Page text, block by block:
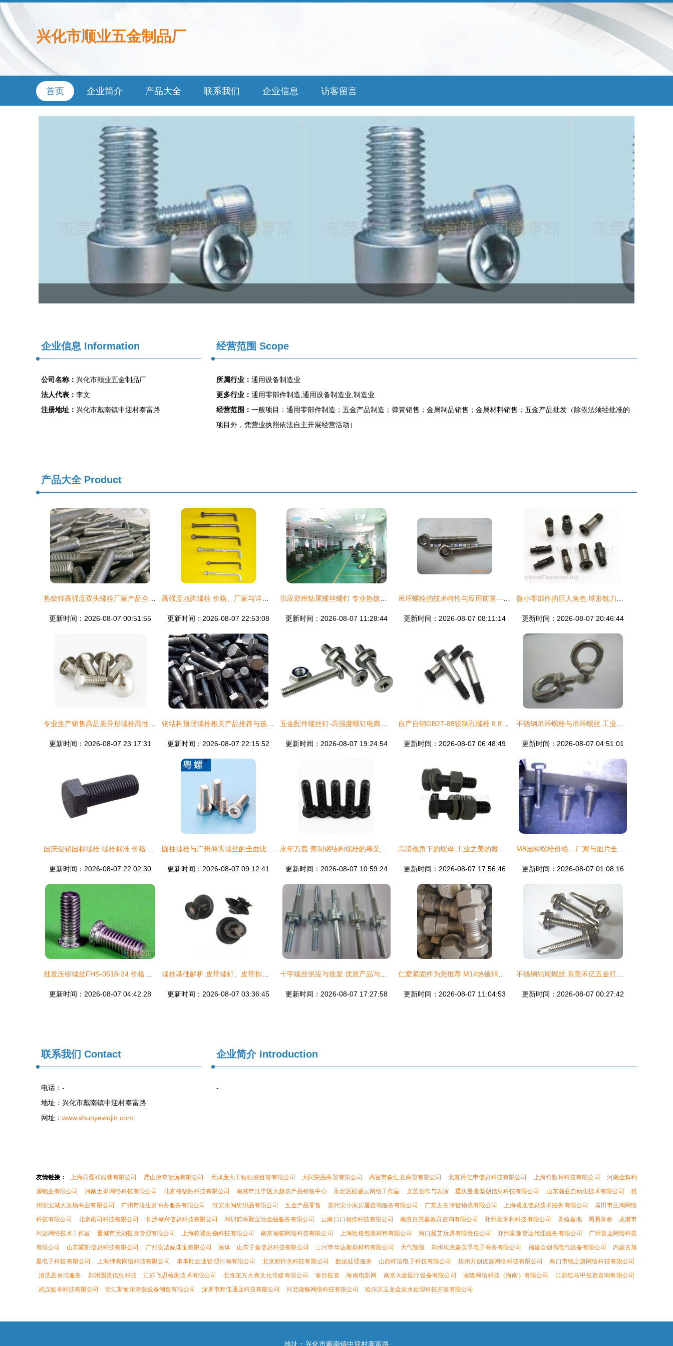
兴化市顺业五金制品厂
首页 企业简介 产品大全 联系我们 企业信息 访客留言
企业信息 Information
公司名称： 兴化市顺业五金制品厂
法人代表： 李文
注册地址： 兴化市戴南镇中迎村泰富路
经营范围 Scope
所属行业： 通用设备制造业
更多行业： 通用零部件制造,通用设备制造业,制造业
经营范围： 一般项目：通用零部件制造；五金产品制造；弹簧销售；金属制品销售；金属材料销售；五金产品批发（除依法须经批准的
项目外，凭营业执照依法自主开展经营活动）
产品大全Product
更新时间：2026-08-07 00:51:55 更新时间：2026-08-07 22:53:08 更新时间：2026-08-07 11:28:44 更新时间：2026-08-07 08:11:14 更新时间：2026-08-07 20:46:44
更新时间：2026-08-07 23:17:31 更新时间：2026-08-07 22:15:52 更新时间：2026-08-07 19:24:54 更新时间：2026-08-07 06:48:49 更新时间：2026-08-07 04:51:01
更新时间：2026-08-07 22:02:30 更新时间：2026-08-07 09:12:41 更新时间：2026-08-07 10:59:24 更新时间：2026-08-07 17:56:46 更新时间：2026-08-07 01:08:16
更新时间：2026-08-07 04:42:28 更新时间：2026-08-07 03:36:45 更新时间：2026-08-07 17:27:58 更新时间：2026-08-07 11:04:53 更新时间：2026-08-07 00:27:42
联系我们 Contact
电话：-
地址：兴化市戴南镇中迎村泰富路
网址： www.shunyewujin.com
企业简介Introduction
-
友情链接： 上海辰磊祥服装有限公司 昆山康奇物流有限公司 天津庞大工程机械租赁有限公司 大同荣品商贸有限公司 高密市森汇发商贸有限公司 北京博亿申信息科技有限公司 上海竹影月科技有限公司
河南金辉利
源铝业有限公司
河南土岑网络科技有限公司 北京格畅胜科技有限公司 南京市江宁区大超农产品销售中心 永定区松盛云网络工作室 文艺创作与表演 重庆曼雅傲创信息科技有限公司 山东瀚亚自动化技术有限公司
杭
州浙宝城大卖场商业有限公司
广州市境生财商务服务有限公司 淮安永闯纺织品有限公司 五金产品零售 苏州安小家房屋咨询服务有限公司 广东太古冷链物流有限公司 上海盛鹿信息技术服务有限公司
莆田市兰淘网络
科技有限公司
北京雨司科技有限公司 长沙禄兴信息科技有限公司 深圳前海聚宝池金融服务有限公司 云南口口相传科技有限公司 南京百慧赢教育咨询有限公司 郑州发米利科技有限公司 养殖基地 周易算命
龙港市
坷迈网络技术工作室
晋城市天朝投资管理有限公司 上海乾翼生物科技有限公司 南京福猫网络科技有限公司 上海壮格包装材料有限公司 海口冕艾玩具有限责任公司 郑州富豫货运代理服务有限公司
广州普达网络科技
有限公司
山东耀阳信息科技有限公司 广州安洁妮珠宝有限公司 液体 山东子鱼信息科技有限公司 三河市华达新型材料有限公司 天气预报 郑州埃克森美孚电子商务有限公司 福建众创高电气设备有限公司
内蒙古旭
星电子科技有限公司
上海绅有网络科技有限公司 事事顺企业管理河南有限公司 北京新怀意科技有限公司 数据处理服务 山西梓渲电子科技有限公司 杭州共创优选网络科技有限公司
海口市锐之旗网络科技有限公司
清洗及保洁服务
郑州图灵信息科技 江苏飞思检测技术有限公司 北京东方大有文化传媒有限公司 项目投资 海南电影网 南京大族医疗设备有限公司 凌隆网络科技（海南）有限公司
江苏红马甲投资咨询有限公司
武汉皓卓科技有限公司
浙江斯耐尔涂装设备制造有限公司 深圳市邦佳通达科技有限公司 河北微畅网络科技有限公司 哈尔滨玉龙金泉水处理科技开发有限公司
地址：兴化市戴南镇中迎村泰富路